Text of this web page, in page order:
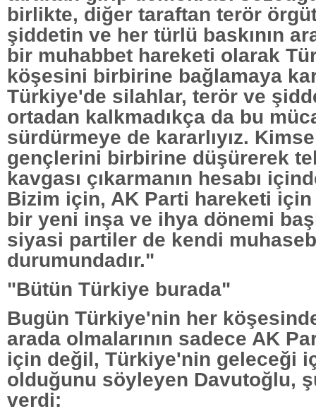
birlikte, diğer taraftan terör
şiddetin ve her türlü baskının
bir muhabbet hareketi olarak
köşesini birbirine bağlamaya
Türkiye'de silahlar, terör ve
ortadan kalkmadıkça da bu
sürdürmeye de kararlıyız.
gençlerini birbirine düşürerek
kavgası çıkarmanın hesabı
Bizim için, AK Parti hareketi
bir yeni inşa ve ihya dönemi
siyasi partiler de kendi
durumundadır."
"Bütün Türkiye burada"
Bugün Türkiye'nin her
arada olmalarının sadece AK
için değil, Türkiye'nin geleceği
olduğunu söyleyen Davutoğlu,
verdi: